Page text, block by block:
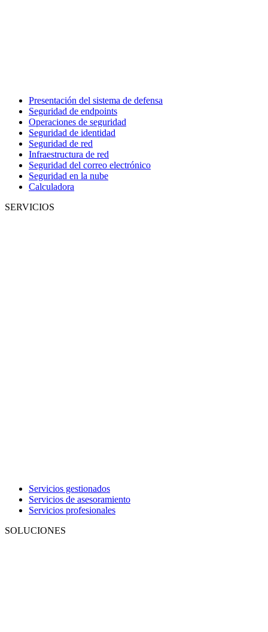
Presentación del sistema de defensa
Seguridad de endpoints
Operaciones de seguridad
Seguridad de identidad
Seguridad de red
Infraestructura de red
Seguridad del correo electrónico
Seguridad en la nube
Calculadora
SERVICIOS
Servicios gestionados
Servicios de asesoramiento
Servicios profesionales
SOLUCIONES